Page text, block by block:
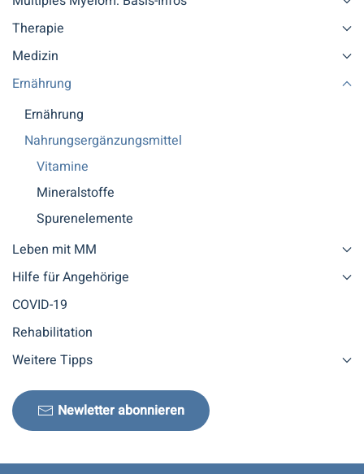
Therapie
Medizin
Ernährung
Ernährung
Nahrungsergänzungsmittel
Vitamine
Mineralstoffe
Spurenelemente
Leben mit MM
Hilfe für Angehörige
COVID-19
Rehabilitation
Weitere Tipps
Newletter abonnieren